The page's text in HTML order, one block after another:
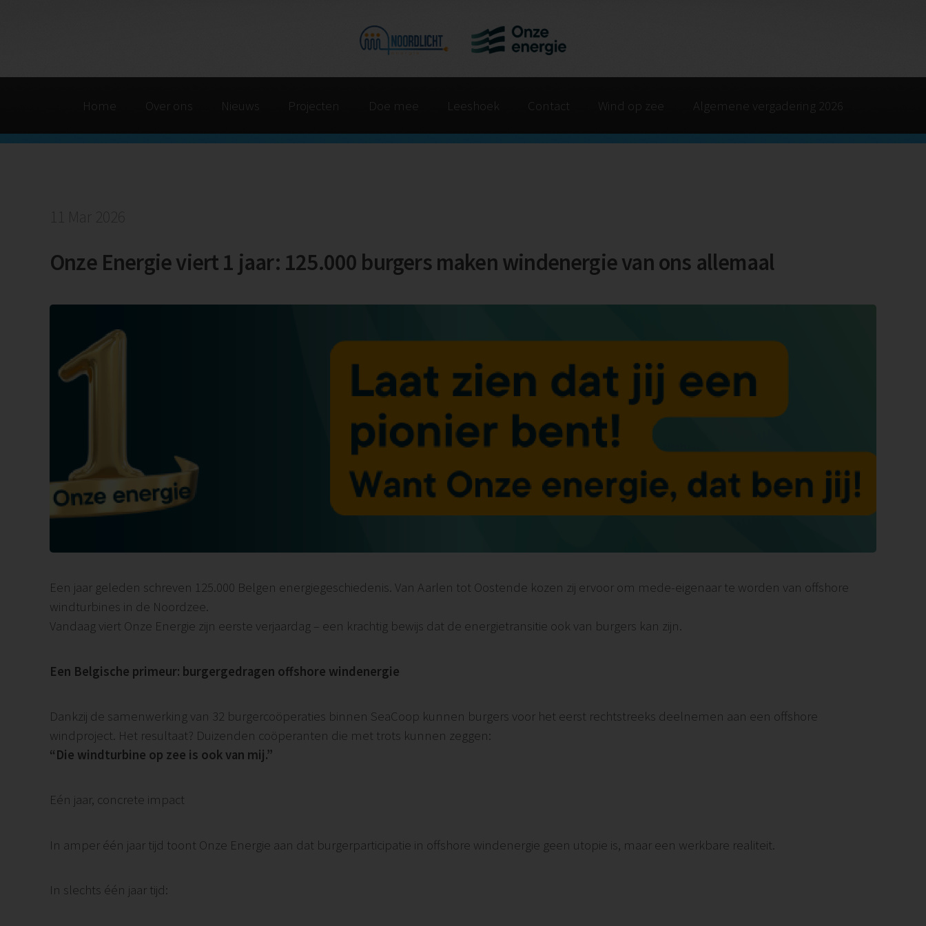
Home Over ons Nieuws Projecten Doe mee Leeshoek Contact Wind op zee Algemene vergadering 2026
Onze Energie viert 1 jaar: 125.000 burgers maken windenergie van ons allemaal
Een jaar geleden schreven 125.000 Belgen energiegeschiedenis. Van Aarlen tot Oostende kozen zij ervoor om mede-eigenaar te worden van offshore
windturbines in de Noordzee.
Vandaag viert Onze Energie zijn eerste verjaardag – een krachtig bewijs dat de energietransitie ook van burgers kan zijn.
Een Belgische primeur: burgergedragen offshore windenergie
Dankzij de samenwerking van 32 burgercoöperaties binnen SeaCoop kunnen burgers voor het eerst rechtstreeks deelnemen aan een offshore
windproject. Het resultaat? Duizenden coöperanten die met trots kunnen zeggen:
“Die windturbine op zee is ook van mij.”
Eén jaar, concrete impact
In amper één jaar tijd toont Onze Energie aan dat burgerparticipatie in offshore windenergie geen utopie is, maar een werkbare realiteit.
In slechts één jaar tijd: